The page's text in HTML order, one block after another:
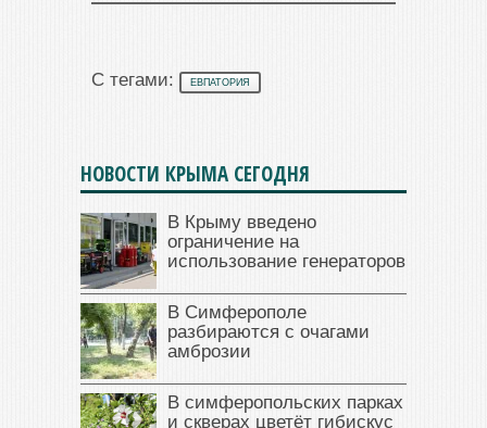
С тегами: ЕВПАТОРИЯ
НОВОСТИ КРЫМА СЕГОДНЯ
В Крыму введено
ограничение на
использование генераторов
В Симферополе
разбираются с очагами
амброзии
В симферопольских парках
и скверах цветёт гибискус